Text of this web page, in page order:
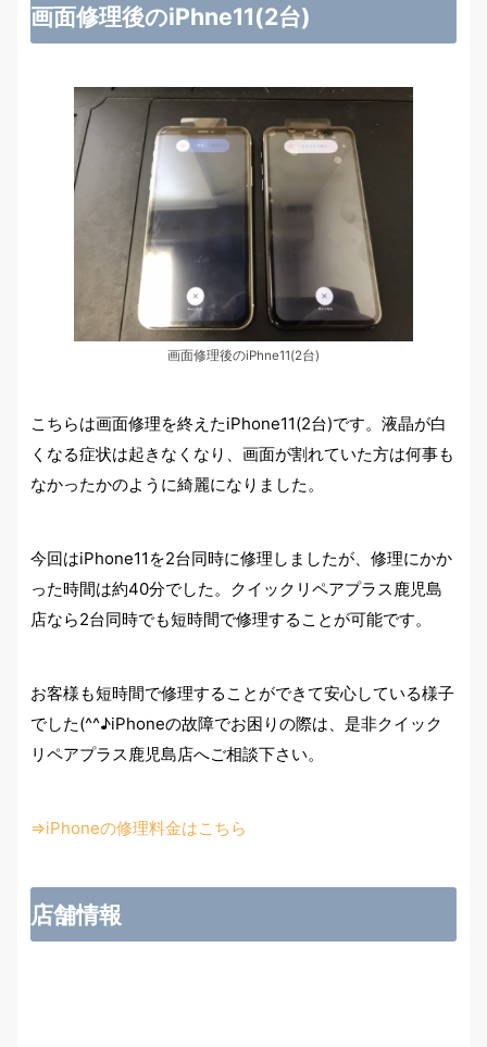
画面修理後のiPhne11(2台)
画面修理後のiPhne11(2台)
こちらは画面修理を終えたiPhone11(2台)です。液晶が白
くなる症状は起きなくなり、画面が割れていた方は何事も
なかったかのように綺麗になりました。
今回はiPhone11を2台同時に修理しましたが、修理にかか
った時間は約40分でした。クイックリペアプラス鹿児島
店なら2台同時でも短時間で修理することが可能です。
お客様も短時間で修理することができて安心している様子
でした(^^♪iPhoneの故障でお困りの際は、是非クイック
リペアプラス鹿児島店へご相談下さい。
⇒iPhoneの修理料金はこちら
店舗情報